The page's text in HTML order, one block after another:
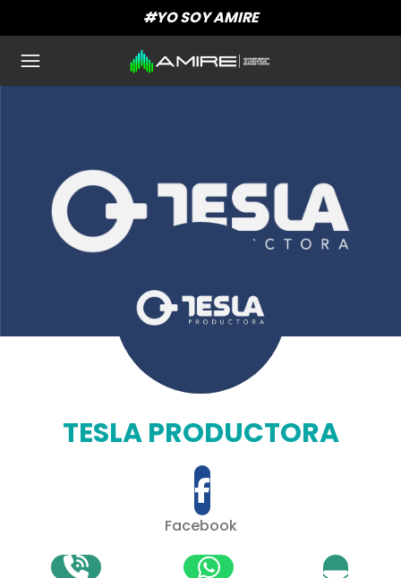
#YO SOY AMIRE
TESLA PRODUCTORA
Facebook